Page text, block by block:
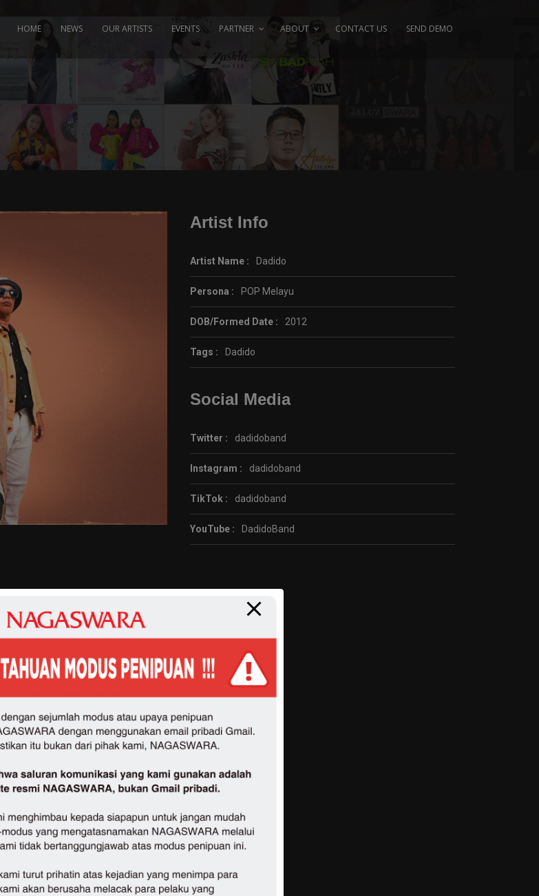
HOME NEWS OUR ARTISTS EVENTS PARTNER ABOUT CONTACT US SEND DEMO
Artist Info
Artist Name : Dadido
Persona : POP Melayu
DOB/Formed Date : 2012
Tags : Dadido
Social Media
Twitter : dadidoband
Instagram : dadidoband
TikTok : dadidoband
YouTube : DadidoBand
Grey (gitar), Blake (drum),
band. Sebelumnya, mereka
manajemen, hingga
dengan CEO
tersebut jadilah band
dan nada dasar do dan nada
kita sukses dan menjadi
kepada kami,” ungkap Grey.
lagu yang dipilih yaitu single
mengemas lagu realita
supir angkot di warteg dan